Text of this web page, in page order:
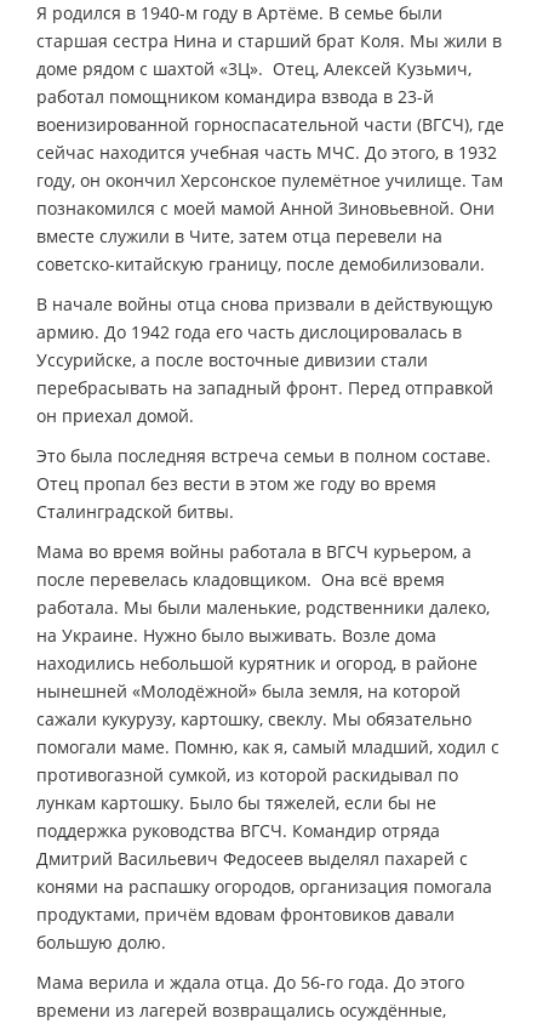
Я родился в 1940-м году в Артёме. В семье были
старшая сестра Нина и старший брат Коля. Мы жили в
доме рядом с шахтой «3Ц». Отец, Алексей Кузьмич,
работал помощником командира взвода в 23-й
военизированной горноспасательной части (ВГСЧ), где
сейчас находится учебная часть МЧС. До этого, в 1932
году, он окончил Херсонское пулемётное училище. Там
познакомился с моей мамой Анной Зиновьевной. Они
вместе служили в Чите, затем отца перевели на
советско-китайскую границу, после демобилизовали.
В начале войны отца снова призвали в действующую
армию. До 1942 года его часть дислоцировалась в
Уссурийске, а после восточные дивизии стали
перебрасывать на западный фронт. Перед отправкой
он приехал домой.
Это была последняя встреча семьи в полном составе.
Отец пропал без вести в этом же году во время
Сталинградской битвы.
Мама во время войны работала в ВГСЧ курьером, а
после перевелась кладовщиком. Она всё время
работала. Мы были маленькие, родственники далеко,
на Украине. Нужно было выживать. Возле дома
находились небольшой курятник и огород, в районе
нынешней «Молодёжной» была земля, на которой
сажали кукурузу, картошку, свеклу. Мы обязательно
помогали маме. Помню, как я, самый младший, ходил с
противогазной сумкой, из которой раскидывал по
лункам картошку. Было бы тяжелей, если бы не
поддержка руководства ВГСЧ. Командир отряда
Дмитрий Васильевич Федосеев выделял пахарей с
конями на распашку огородов, организация помогала
продуктами, причём вдовам фронтовиков давали
большую долю.
Мама верила и ждала отца. До 56-го года. До этого
времени из лагерей возвращались осуждённые,